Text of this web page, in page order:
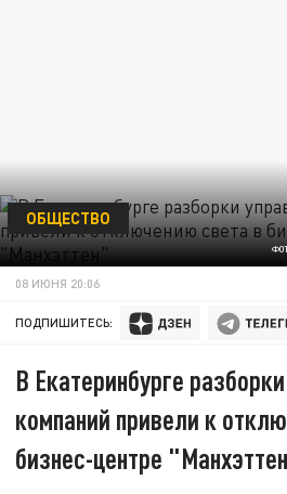
ОБЩЕСТВО
08 ИЮНЯ 20:06
ПОДПИШИТЕСЬ:
В Екатеринбурге
компаний привели к
бизнес-центре